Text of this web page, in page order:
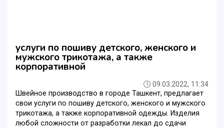
услуги по пошиву детского, женского и
мужского трикотажа, а также
корпоративной
09.03.2022, 11:34
Швейное производство в городе Ташкент, предлагает
свои услуги по пошиву детского, женского и мужского
трикотажа, а также корпоративной одежды. Изделия
любой сложности от разработки лекал до сдачи